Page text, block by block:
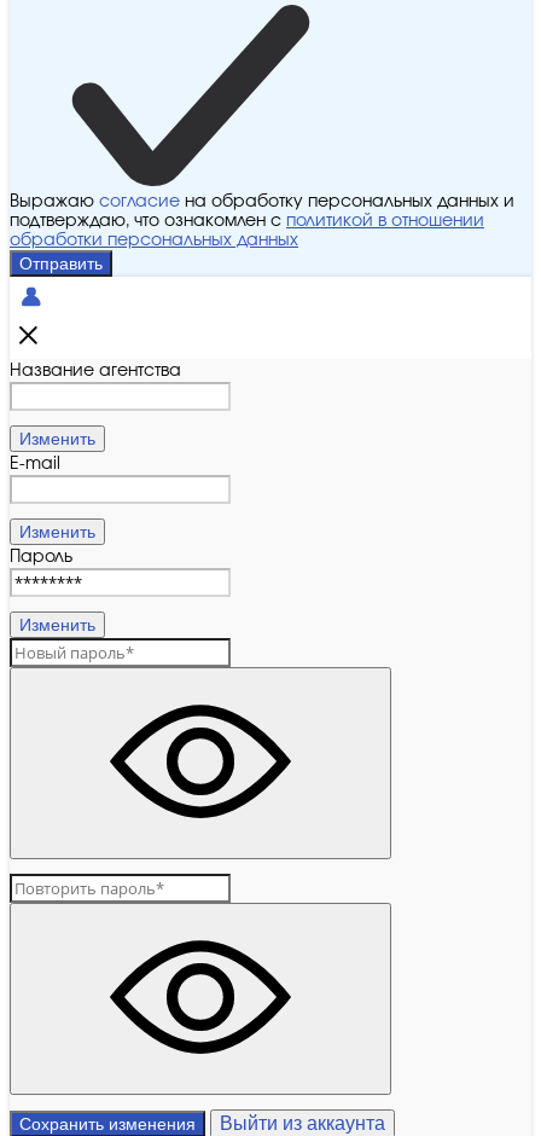
Выражаю согласие на обработку персональных данных и
подтверждаю, что ознакомлен с политикой в отношении
обработки персональных данных
Отправить
Название агентства
Изменить
E-mail
Изменить
Пароль
Изменить
Сохранить изменения
Выйти из аккаунта